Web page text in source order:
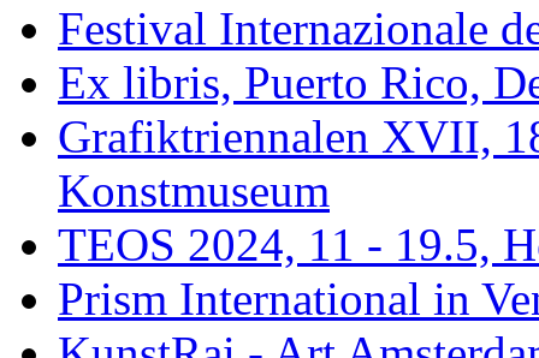
Festival Internazionale
Ex libris, Puerto Rico,
Grafiktriennalen XVII,
Konstmuseum
TEOS 2024, 11 - 19.5,
Prism International in